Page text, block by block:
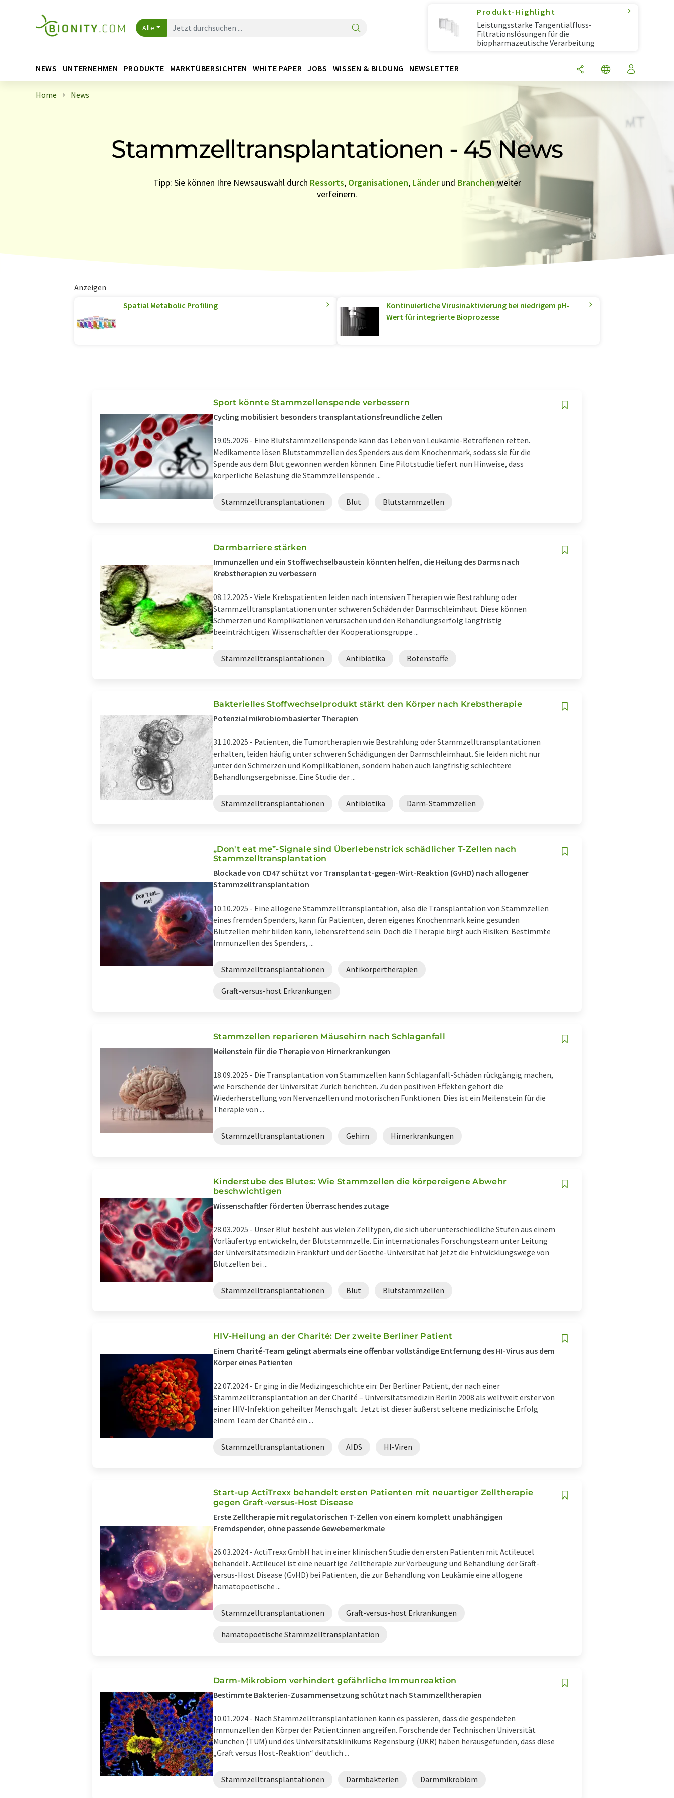
Alle
Produkt-Highlight
Leistungsstarke Tangentialfluss-
Filtrationslösungen für die
biopharmazeutische Verarbeitung
NEWS UNTERNEHMEN PRODUKTE MARKTÜBERSICHTEN WHITE PAPER JOBS WISSEN & BILDUNG NEWSLETTER
Home News
Stammzelltransplantationen - 45 News
Tipp: Sie können Ihre Newsauswahl durch Ressorts, Organisationen, Länderund Branchenweiter
verfeinern.
Anzeigen
Spatial Metabolic Profiling
Kontinuierliche Virusinaktivierung bei niedrigem pH-
Wert für integrierte Bioprozesse
Sport könnte Stammzellenspende verbessern
Cycling mobilisiert besonders transplantationsfreundliche Zellen
19.05.2026 - Eine Blutstammzellenspende kann das Leben von Leukämie-Betroffenen retten.
Medikamente lösen Blutstammzellen des Spenders aus dem Knochenmark, sodass sie für die
Spende aus dem Blut gewonnen werden können. Eine Pilotstudie liefert nun Hinweise, dass
körperliche Belastung die Stammzellenspende ...
Stammzelltransplantationen Blut Blutstammzellen
Darmbarriere stärken
Immunzellen und ein Stoffwechselbaustein könnten helfen, die Heilung des Darms nach
Krebstherapien zu verbessern
08.12.2025 - Viele Krebspatienten leiden nach intensiven Therapien wie Bestrahlung oder
Stammzelltransplantationen unter schweren Schäden der Darmschleimhaut. Diese können
Schmerzen und Komplikationen verursachen und den Behandlungserfolg langfristig
beeinträchtigen. Wissenschaftler der Kooperationsgruppe ...
Stammzelltransplantationen Antibiotika Botenstoffe
Bakterielles Stoffwechselprodukt stärkt den Körper nach Krebstherapie
Potenzial mikrobiombasierter Therapien
31.10.2025 - Patienten, die Tumortherapien wie Bestrahlung oder Stammzelltransplantationen
erhalten, leiden häufig unter schweren Schädigungen der Darmschleimhaut. Sie leiden nicht nur
unter den Schmerzen und Komplikationen, sondern haben auch langfristig schlechtere
Behandlungsergebnisse. Eine Studie der ...
Stammzelltransplantationen Antibiotika Darm-Stammzellen
„Don't eat me”-Signale sind Überlebenstrick schädlicher T-Zellen nach
Stammzelltransplantation
Blockade von CD47 schützt vor Transplantat-gegen-Wirt-Reaktion (GvHD) nach allogener
Stammzelltransplantation
10.10.2025 - Eine allogene Stammzelltransplantation, also die Transplantation von Stammzellen
eines fremden Spenders, kann für Patienten, deren eigenes Knochenmark keine gesunden
Blutzellen mehr bilden kann, lebensrettend sein. Doch die Therapie birgt auch Risiken: Bestimmte
Immunzellen des Spenders, ...
Stammzelltransplantationen Antikörpertherapien
Graft-versus-host Erkrankungen
Stammzellen reparieren Mäusehirn nach Schlaganfall
Meilenstein für die Therapie von Hirnerkrankungen
18.09.2025 - Die Transplantation von Stammzellen kann Schlaganfall-Schäden rückgängig machen,
wie Forschende der Universität Zürich berichten. Zu den positiven Effekten gehört die
Wiederherstellung von Nervenzellen und motorischen Funktionen. Dies ist ein Meilenstein für die
Therapie von ...
Stammzelltransplantationen Gehirn Hirnerkrankungen
Kinderstube des Blutes: Wie Stammzellen die körpereigene Abwehr
beschwichtigen
Wissenschaftler förderten Überraschendes zutage
28.03.2025 - Unser Blut besteht aus vielen Zelltypen, die sich über unterschiedliche Stufen aus einem
Vorläufertyp entwickeln, der Blutstammzelle. Ein internationales Forschungsteam unter Leitung
der Universitätsmedizin Frankfurt und der Goethe-Universität hat jetzt die Entwicklungswege von
Blutzellen bei ...
Stammzelltransplantationen Blut Blutstammzellen
HIV-Heilung an der Charité: Der zweite Berliner Patient
Einem Charité-Team gelingt abermals eine offenbar vollständige Entfernung des HI-Virus aus dem
Körper eines Patienten
22.07.2024 - Er ging in die Medizingeschichte ein: Der Berliner Patient, der nach einer
Stammzelltransplantation an der Charité – Universitätsmedizin Berlin 2008 als weltweit erster von
einer HIV-Infektion geheilter Mensch galt. Jetzt ist dieser äußerst seltene medizinische Erfolg
einem Team der Charité ein ...
Stammzelltransplantationen AIDS HI-Viren
Start-up ActiTrexx behandelt ersten Patienten mit neuartiger Zelltherapie
gegen Graft-versus-Host Disease
Erste Zelltherapie mit regulatorischen T-Zellen von einem komplett unabhängigen
Fremdspender, ohne passende Gewebemerkmale
26.03.2024 - ActiTrexx GmbH hat in einer klinischen Studie den ersten Patienten mit Actileucel
behandelt. Actileucel ist eine neuartige Zelltherapie zur Vorbeugung und Behandlung der Graft-
versus-Host Disease (GvHD) bei Patienten, die zur Behandlung von Leukämie eine allogene
hämatopoetische ...
Stammzelltransplantationen Graft-versus-host Erkrankungen
hämatopoetische Stammzelltransplantation
Darm-Mikrobiom verhindert gefährliche Immunreaktion
Bestimmte Bakterien-Zusammensetzung schützt nach Stammzelltherapien
10.01.2024 - Nach Stammzelltransplantationen kann es passieren, dass die gespendeten
Immunzellen den Körper der Patient:innen angreifen. Forschende der Technischen Universität
München (TUM) und des Universitätsklinikums Regensburg (UKR) haben herausgefunden, dass diese
„Graft versus Host-Reaktion“ deutlich ...
Stammzelltransplantationen Darmbakterien Darmmikrobiom